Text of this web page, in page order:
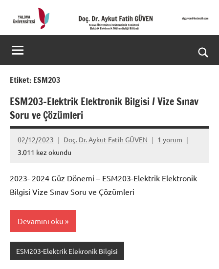
Doç.
Dr.
Aykut
Fatih
GÜVEN-
World's
top
2%
scientists
2025
Web
Sitesi
Etiket: ESM203
ESM203-Elektrik Elektronik Bilgisi / Vize Sınav
Soru ve Çözümleri
02/12/2023 Doç. Dr. Aykut Fatih GÜVEN
1 yorum
3.011 kez okundu
2023- 2024 Güz Dönemi – ESM203-Elektrik Elektronik
Bilgisi Vize Sınav Soru ve Çözümleri
Devamını oku
ESM203-Elektrik Elekronik Bilgisi